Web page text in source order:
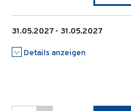
31.05.2027 - 31.05.2027
Details anzeigen